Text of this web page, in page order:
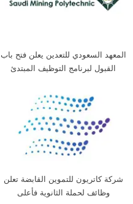
المعهد السعودي للتعدين يعلن فتح باب
القبول لبرنامج التوظيف المبتدئ
شركة كاتريون للتموين القابضة تعلن
وظائف لحملة الثانوية فأعلى